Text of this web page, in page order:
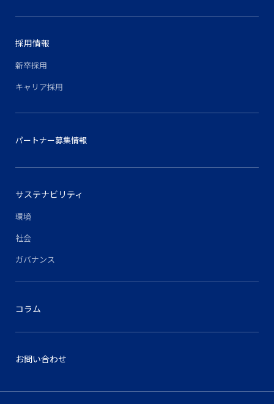
採用情報
新卒採用
キャリア採用
パートナー募集情報
サステナビリティ
環境
社会
ガバナンス
コラム
お問い合わせ